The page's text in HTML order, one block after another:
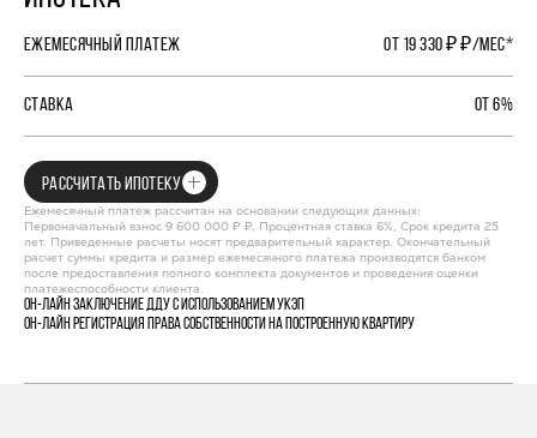
ЕЖЕМЕСЯЧНЫЙ ПЛАТЕЖ ОТ 19 330 ₽ ₽/МЕС*
СТАВКА ОТ 6%
РАССЧИТАТЬ ИПОТЕКУ
Ежемесячный платеж рассчитан на основании следующих данных:
Первоначальный взнос 9 600 000 ₽ ₽, Процентная ставка 6%, Срок кредита 25
лет. Приведенные расчеты носят предварительный характер. Окончательный
расчет суммы кредита и размер ежемесячного платежа производятся банком
после предоставления полного комплекта документов и проведения оценки
платежеспособности клиента.
Он-лайн заключение ДДУ с использованием УКЭП
Он-лайн регистрация права собственности на построенную квартиру